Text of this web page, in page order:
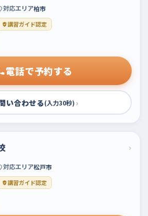
対応エリア柏市
講習ガイド認定
電話で予約する
い合わせる(入力30秒) ›
›
対応エリア松戸市
講習ガイド認定